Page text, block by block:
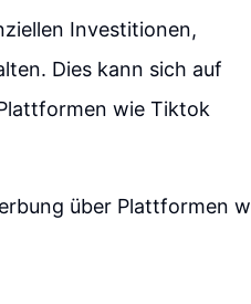
Investitionen,
Dies kann sich auf
wie Tiktok
über Plattformen